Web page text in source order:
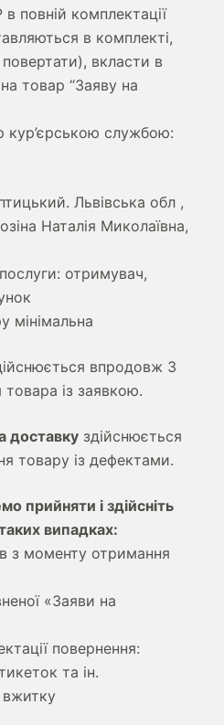
повній комплектації
в комплекті,
вкласти в
товар “Заяву на
кур’єрською службою:
Львівська обл ,
Наталія Миколаївна,
отримувач,
мінімальна
впродовж 3
із заявкою.
доставкуздійснюється
товару із дефектами.
прийняти і здійсніть
випадках:
з моменту отримання
«Заяви на
повернення:
та ін.